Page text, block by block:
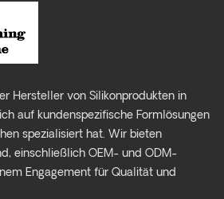
Hersteller von Silikonprodukten in
auf kundenspezifische Formlösungen
spezialisiert hat. Wir bieten
einschließlich OEM- und ODM-
Engagement für Qualität und